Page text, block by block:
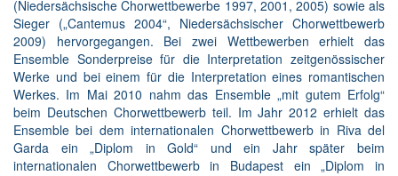
(Niedersächsische Chorwettbewerbe 1997, 2001, 2005) sowie als
Sieger („Cantemus 2004“, Niedersächsischer Chorwettbewerb
2009) hervorgegangen. Bei zwei Wettbewerben erhielt das
Ensemble Sonderpreise für die Interpretation zeitgenössischer
Werke und bei einem für die Interpretation eines romantischen
Werkes. Im Mai 2010 nahm das Ensemble „mit gutem Erfolg“
beim Deutschen Chorwettbewerb teil. Im Jahr 2012 erhielt das
Ensemble bei dem internationalen Chorwettbewerb in Riva del
Garda ein „Diplom in Gold“ und ein Jahr später beim
internationalen Chorwettbewerb in Budapest ein „Diplom in